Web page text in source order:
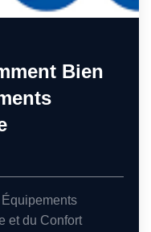
Bien
et du Confort